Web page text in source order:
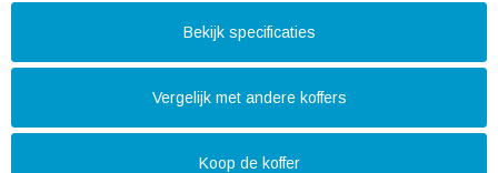
Bekijk specificaties
Vergelijk met andere koffers
Koop de koffer